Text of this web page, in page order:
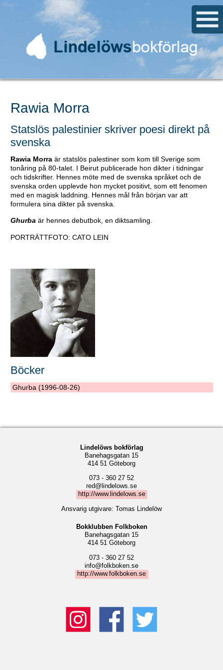
Rawia Morra
Statslös palestinier skriver poesi direkt på
svenska
Rawia Morra är statslös palestiner som kom till Sverige som
tonåring på 80-talet. I Beirut publicerade hon dikter i tidningar
och tidskrifter. Hennes möte med de svenska språket och de
svenska orden upplevde hon mycket positivt, som ett fenomen
med en magisk laddning. Hennes mål från början var att
formulera sina dikter på svenska.
Ghurba är hennes debutbok, en diktsamling.
PORTRÄTTFOTO: CATO LEIN
Böcker
Ghurba (1996-08-26)
Lindelöws bokförlag
Banehagsgatan 15
414 51 Göteborg
073 - 360 27 52
red@lindelows.se
http://www.lindelows.se
Ansvarig utgivare: Tomas Lindelöw
Bokklubben Folkboken
Banehagsgatan 15
414 51 Göteborg
073 - 360 27 52
info@folkboken.se
http://www.folkboken.se